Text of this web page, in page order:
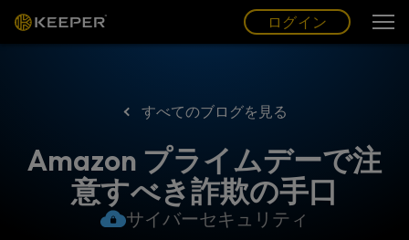
グ (JP)
ログイン
すべてのブログを見る
Amazon プライムデーで注
意すべき詐欺の手口
サイバーセキュリティ